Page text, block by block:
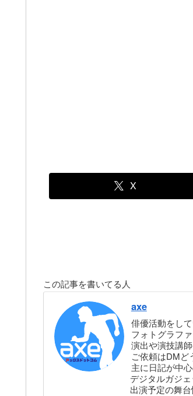
X
この記事を書いてる人
axe
俳優活動をし
フォトグラフ
演出や演技講
ご依頼はDMど
主に日記が中
デジタルガジェ
出演予定の舞台